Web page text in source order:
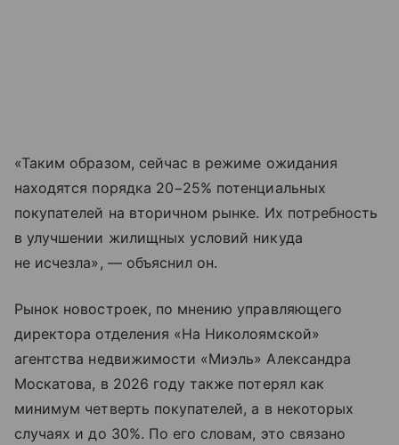
«Таким образом, сейчас в режиме ожидания
находятся порядка 20−25% потенциальных
покупателей на вторичном рынке. Их потребность
в улучшении жилищных условий никуда
не исчезла», — объяснил он.
Рынок новостроек, по мнению управляющего
директора отделения «На Николоямской»
агентства недвижимости «Миэль» Александра
Москатова, в 2026 году также потерял как
минимум четверть покупателей, а в некоторых
случаях и до 30%. По его словам, это связано